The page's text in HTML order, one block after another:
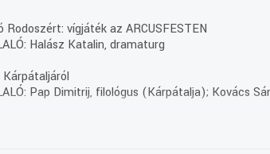
Rodoszért: vígjáték az ARCUSFESTEN
Halász Katalin, dramaturg
Kárpátaljáról
Pap Dimitrij, filológus (Kárpátalja); Kovács
az ukránoknál
Ladányi Sándorné, elnök, Újpesti Ukrán